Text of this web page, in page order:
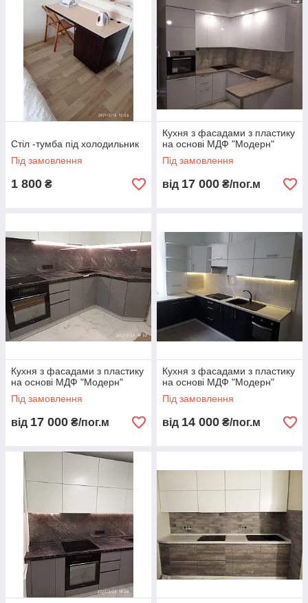
Стіл -тумба під холодильник
Під замовлення
1 800 ₴
Кухня з фасадами з пластику
на основі МДФ "Модерн"
Під замовлення
від 17 000 ₴/пог.м
Кухня з фасадами з пластику
на основі МДФ "Модерн"
Під замовлення
від 17 000 ₴/пог.м
Кухня з фасадами з пластику
на основі МДФ "Модерн"
Під замовлення
від 14 000 ₴/пог.м